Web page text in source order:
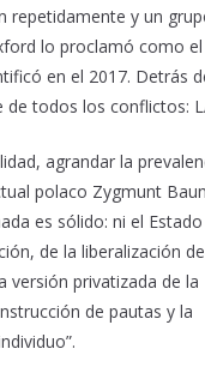
repetidamente y un
lo proclamó como
en el 2017. Detrás
todos los conflictos:
agrandar la
polaco Zygmunt
es sólido: ni el
de la liberalización
versión privatizada de la
de pautas y la